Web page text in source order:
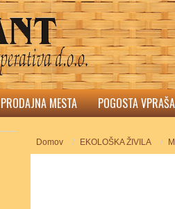
PRODAJNA MESTA POGOSTA
Domov EKOLOŠKA ŽIVILA